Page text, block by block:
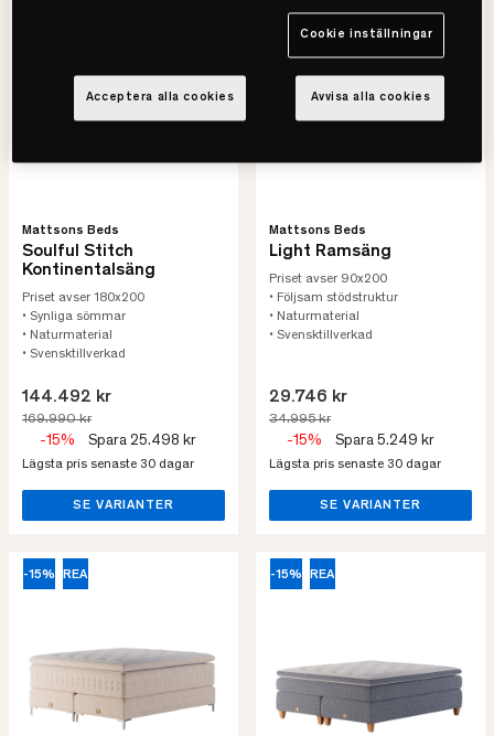
Mattsons Beds
Soulful Stitch
Kontinentalsäng
Priset avser 180x200
• Synliga sömmar
• Naturmaterial
• Svensktillverkad
144.492 kr
169.990 kr
-15% Spara 25.498 kr
Lägsta pris senaste 30 dagar
SE VARIANTER
Mattsons Beds
Light Ramsäng
Priset avser 90x200
• Följsam stödstruktur
• Naturmaterial
• Svensktillverkad
29.746 kr
34.995 kr
-15% Spara 5.249 kr
Lägsta pris senaste 30 dagar
SE VARIANTER
-15% REA -15% REA
Cookie inställningar
Avvisa alla cookies
Acceptera alla cookies